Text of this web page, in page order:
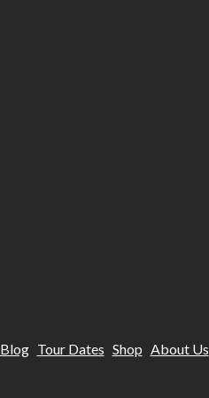
Blog Tour Dates Shop About Us